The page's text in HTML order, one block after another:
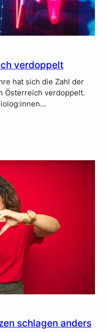
verdoppelt
hat sich die Zahl der
Österreich verdoppelt.
schlagen anders